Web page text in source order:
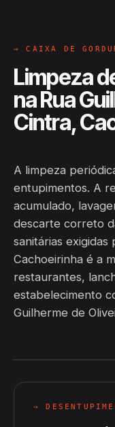
→ CAIXA DE
Limpeza
na Rua
Cintra,
A limpeza
entupimentos. A
acumulado,
descarte correto
sanitárias exigidas
Cachoeirinha é a
restaurantes,
estabelecimento
Guilherme de
→